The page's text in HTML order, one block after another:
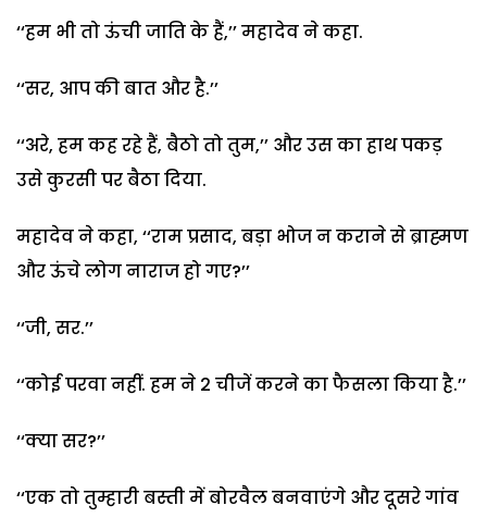
‘‘हम भी तो ऊंची जाति के हैं,’’ महादेव ने कहा.
‘‘सर, आप की बात और है.’’
‘‘अरे, हम कह रहे हैं, बैठो तो तुम,’’ और उस का हाथ पकड़
उसे कुरसी पर बैठा दिया.
महादेव ने कहा, ‘‘राम प्रसाद, बड़ा भोज न कराने से ब्राह्मण
और ऊंचे लोग नाराज हो गए?’’
‘‘जी, सर.’’
‘‘कोई परवा नहीं. हम ने 2 चीजें करने का फैसला किया है.’’
‘‘क्या सर?’’
‘‘एक तो तुम्हारी बस्ती में बोरवैल बनवाएंगे और दूसरे गांव